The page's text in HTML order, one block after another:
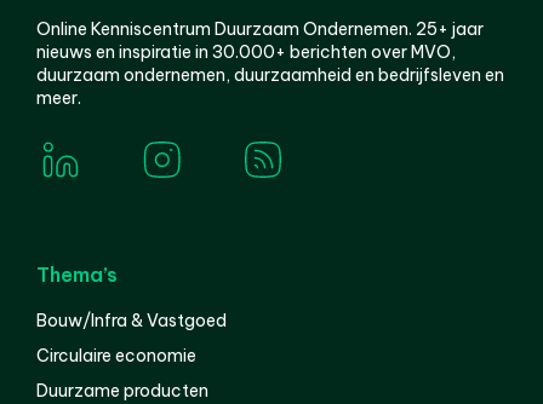
Online Kenniscentrum Duurzaam Ondernemen. 25+ jaar
nieuws en inspiratie in 30.000+ berichten over MVO,
duurzaam ondernemen, duurzaamheid en bedrijfsleven en
meer.
Thema’s
Bouw/Infra & Vastgoed
Circulaire economie
Duurzame producten